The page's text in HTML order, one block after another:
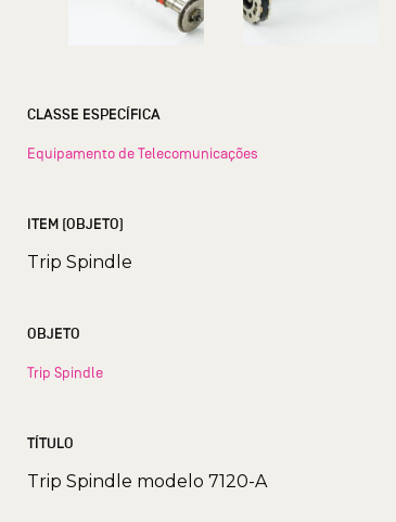
CLASSE ESPECÍFICA
Equipamento de Telecomunicações
ITEM (OBJETO)
Trip Spindle
OBJETO
Trip Spindle
TÍTULO
Trip Spindle modelo 7120-A